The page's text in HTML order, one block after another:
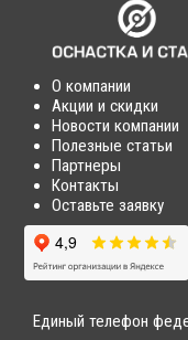
О компании
Акции и скидки
Новости компании
Полезные статьи
Партнеры
Контакты
Оставьте заявку
Единый телефон